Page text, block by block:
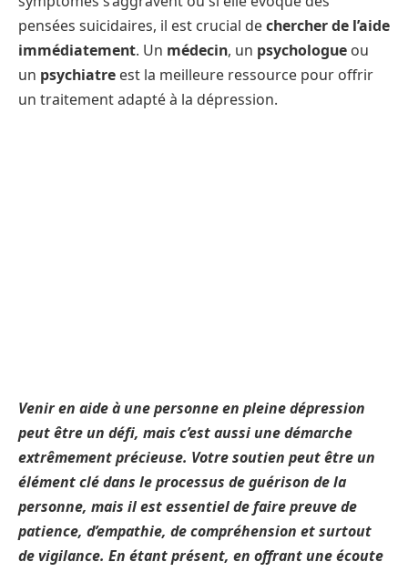
pensées suicidaires, il est crucial dechercher de l’aide
immédiatement. Un médecin, un psychologue ou
un psychiatre est la meilleure ressource pour offrir
un traitement adapté à la dépression.
Venir en aide à une personne en pleine dépression
peut être un défi, mais c’est aussi une démarche
extrêmement précieuse. Votre soutien peut être un
élément clé dans le processus de guérison de la
personne, mais il est essentiel de faire preuve de
patience, d’empathie, de compréhension et surtout
de vigilance. En étant présent, en offrant une écoute